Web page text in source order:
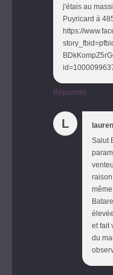
j'étais au
Puyricard à
https://
Répondre
L
Salut
et fait
du